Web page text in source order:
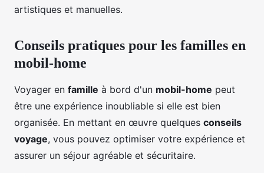
artistiques et manuelles.
Conseils pratiques pour les familles en
mobil-home
Voyager en famille à bord d'un mobil-home peut
être une expérience inoubliable si elle est bien
organisée. En mettant en œuvre quelques conseils
voyage, vous pouvez optimiser votre expérience et
assurer un séjour agréable et sécuritaire.